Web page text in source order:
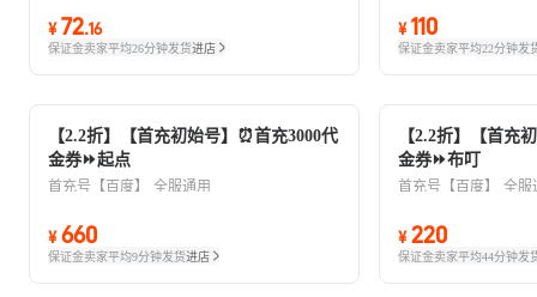
¥ 72.16
保证金卖家平均26分钟发货进店
¥ 110
保证金卖家平均22分钟发
【2.2折】【首充初始号】⏰首充3000代
金券⏩起点
首充号【百度】 全服通用
¥ 660
保证金卖家平均9分钟发货进店
【2.2折】【首充
金券⏩布叮
首充号【百度】 全服
¥ 220
保证金卖家平均44分钟发